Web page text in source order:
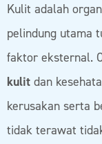
Kulit adalah
pelindung utama
faktor eksternal.
kulit dan
kerusakan serta
tidak terawat